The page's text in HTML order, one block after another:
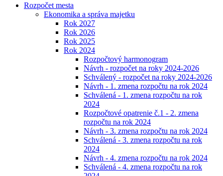
Rozpočet mesta
Ekonomika a správa majetku
Rok 2027
Rok 2026
Rok 2025
Rok 2024
Rozpočtový harmonogram
Návrh - rozpočet na roky 2024-2026
Schválený - rozpočet na roky 2024-2026
Návrh - 1. zmena rozpočtu na rok 2024
Schválená - 1. zmena rozpočtu na rok
2024
Rozpočtové opatrenie č.1 - 2. zmena
rozpočtu na rok 2024
Návrh - 3. zmena rozpočtu na rok 2024
Schválená - 3. zmena rozpočtu na rok
2024
Návrh - 4. zmena rozpočtu na rok 2024
Schválená - 4. zmena rozpočtu na rok